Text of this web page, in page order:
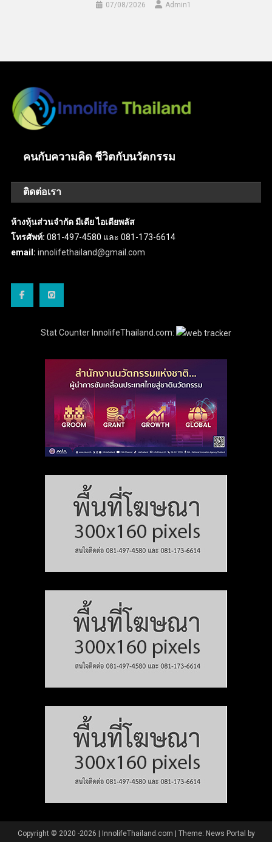
07/08/2026 Admin​1
คนกับความคิด ชีวิตกับนวัตกรรม
ติดต่อเรา
ห้างหุ้นส่วนจำกัด มีเดีย ไอเดียพลัส
โทรศัพท์: 081-497-4580 และ 081-173-6614
email: innolifethailand@gmail.com
Stat Counter InnolifeThailand.com:
Copyright © 2020 -2026 | InnolifeThailand.com Theme: News Portal by